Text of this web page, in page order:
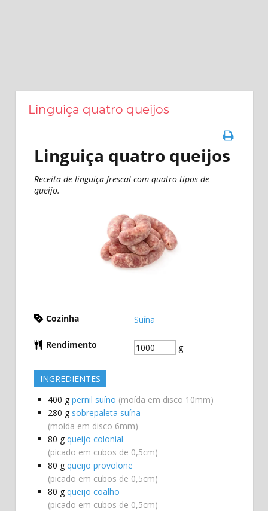
Linguiça quatro queijos
Linguiça quatro queijos
Receita de linguiça frescal com quatro tipos de
queijo.
Cozinha Suína
Rendimento g
INGREDIENTES
400 g pernil suíno (moída em disco 10mm)
280 g sobrepaleta suína
(moída em disco 6mm)
80 g queijo colonial
(picado em cubos de 0,5cm)
80 g queijo provolone
(picado em cubos de 0,5cm)
80 g queijo coalho
(picado em cubos de 0,5cm)